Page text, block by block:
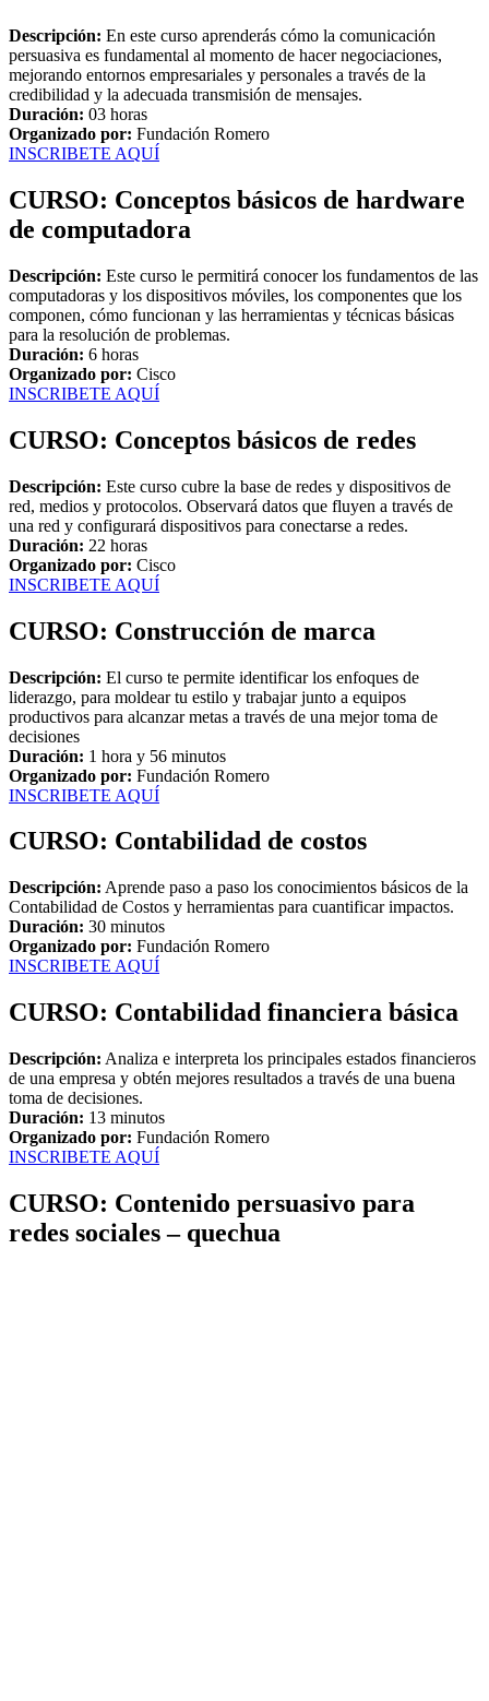
Descripción: En este curso aprenderás cómo la comunicación
persuasiva es fundamental al momento de hacer negociaciones,
mejorando entornos empresariales y personales a través de la
credibilidad y la adecuada transmisión de mensajes.
Duración: 03 horas
Organizado por: Fundación Romero
INSCRIBETE AQUÍ
CURSO: Conceptos básicos de hardware
de computadora
Descripción: Este curso le permitirá conocer los fundamentos de las
computadoras y los dispositivos móviles, los componentes que los
componen, cómo funcionan y las herramientas y técnicas básicas
para la resolución de problemas.
Duración: 6 horas
Organizado por: Cisco
INSCRIBETE AQUÍ
CURSO: Conceptos básicos de redes
Descripción: Este curso cubre la base de redes y dispositivos de
red, medios y protocolos. Observará datos que fluyen a través de
una red y configurará dispositivos para conectarse a redes.
Duración: 22 horas
Organizado por: Cisco
INSCRIBETE AQUÍ
CURSO: Construcción de marca
Descripción: El curso te permite identificar los enfoques de
liderazgo, para moldear tu estilo y trabajar junto a equipos
productivos para alcanzar metas a través de una mejor toma de
decisiones
Duración: 1 hora y 56 minutos
Organizado por: Fundación Romero
INSCRIBETE AQUÍ
CURSO: Contabilidad de costos
Descripción: Aprende paso a paso los conocimientos básicos de la
Contabilidad de Costos y herramientas para cuantificar impactos.
Duración: 30 minutos
Organizado por: Fundación Romero
INSCRIBETE AQUÍ
CURSO: Contabilidad financiera básica
Descripción: Analiza e interpreta los principales estados financieros
de una empresa y obtén mejores resultados a través de una buena
toma de decisiones.
Duración: 13 minutos
Organizado por: Fundación Romero
INSCRIBETE AQUÍ
CURSO: Contenido persuasivo para
redes sociales – quechua